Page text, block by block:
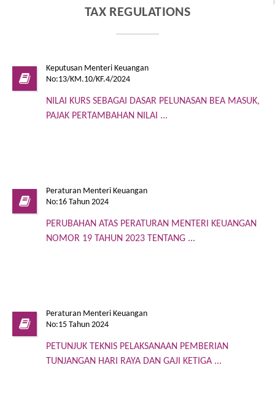
TAX REGULATIONS
Keputusan Menteri Keuangan
No:13/KM.10/KF.4/2024
NILAI KURS SEBAGAI DASAR PELUNASAN BEA MASUK,
PAJAK PERTAMBAHAN NILAI ...
Peraturan Menteri Keuangan
No:16 Tahun 2024
PERUBAHAN ATAS PERATURAN MENTERI KEUANGAN
NOMOR 19 TAHUN 2023 TENTANG ...
Peraturan Menteri Keuangan
No:15 Tahun 2024
PETUNJUK TEKNIS PELAKSANAAN PEMBERIAN
TUNJANGAN HARI RAYA DAN GAJI KETIGA ...